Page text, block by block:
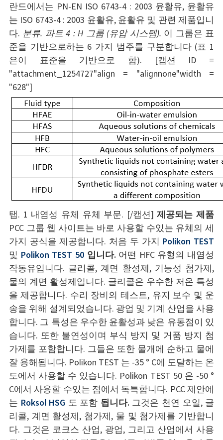
란드에서는 PN-EN ISO 6743-4 : 2003 윤활유, 윤활유
는 ISO 6743-4 : 2003 윤활유, 윤활유 및 관련 제품입니
다. 분류. 파트 4 : H 그룹 (유압 시스템). 이 그룹은 표
준을 기반으로하는 6 가지 범주를 구분합니다 (표 1
은이 표준을 기반으로 함). [캡션 ID =
"attachment_1254727"align = "alignnone"width =
"628"]
탭. 1 내염성 유체 유체 부문. [/캡션]제공되는 제품
PCC 그룹 웹 사이트는 바로 사용할 수있는 유체의 세
가지 공식을 제공합니다. 처음 두 가지 Polikon TEST
및 Polikon TEST 50입니다. 어떤 HFC 유형의 내염성
작동유입니다. 글리콜, 계면 활성제, 기능성 첨가제,
물의 계면 활성제입니다. 글리콜은 우수한 저온 특성
을 제공합니다. 수리 장비의 테스트, 유지 보수 및 운
송을 위해 설계되었습니다. 광업 및 기계 산업을 사용
합니다. 그 특성은 우수한 윤활성과 낮은 유동점이 있
습니다. 또한 불연성이며 부식 방지 및 거품 방지 첨
가제를 포함합니다. 그들은 또한 물개에 순하고 물에
잘 용해됩니다. Polikon TEST 는 -35 ° C에 도달하는 온
도에서 사용할 수 있습니다. Polikon TEST 50 은 -50 °
C에서 사용할 수있는 점에서 독특합니다. PCC 제안에
는 Roksol HSG 도 포함 됩니다. 그것은 천연 오일, 글
리콜, 계면 활성제, 첨가제, 물 및 첨가제를 기반합니
다. 그것은 코크스 산업, 광업, 그리고 산업에서 사용